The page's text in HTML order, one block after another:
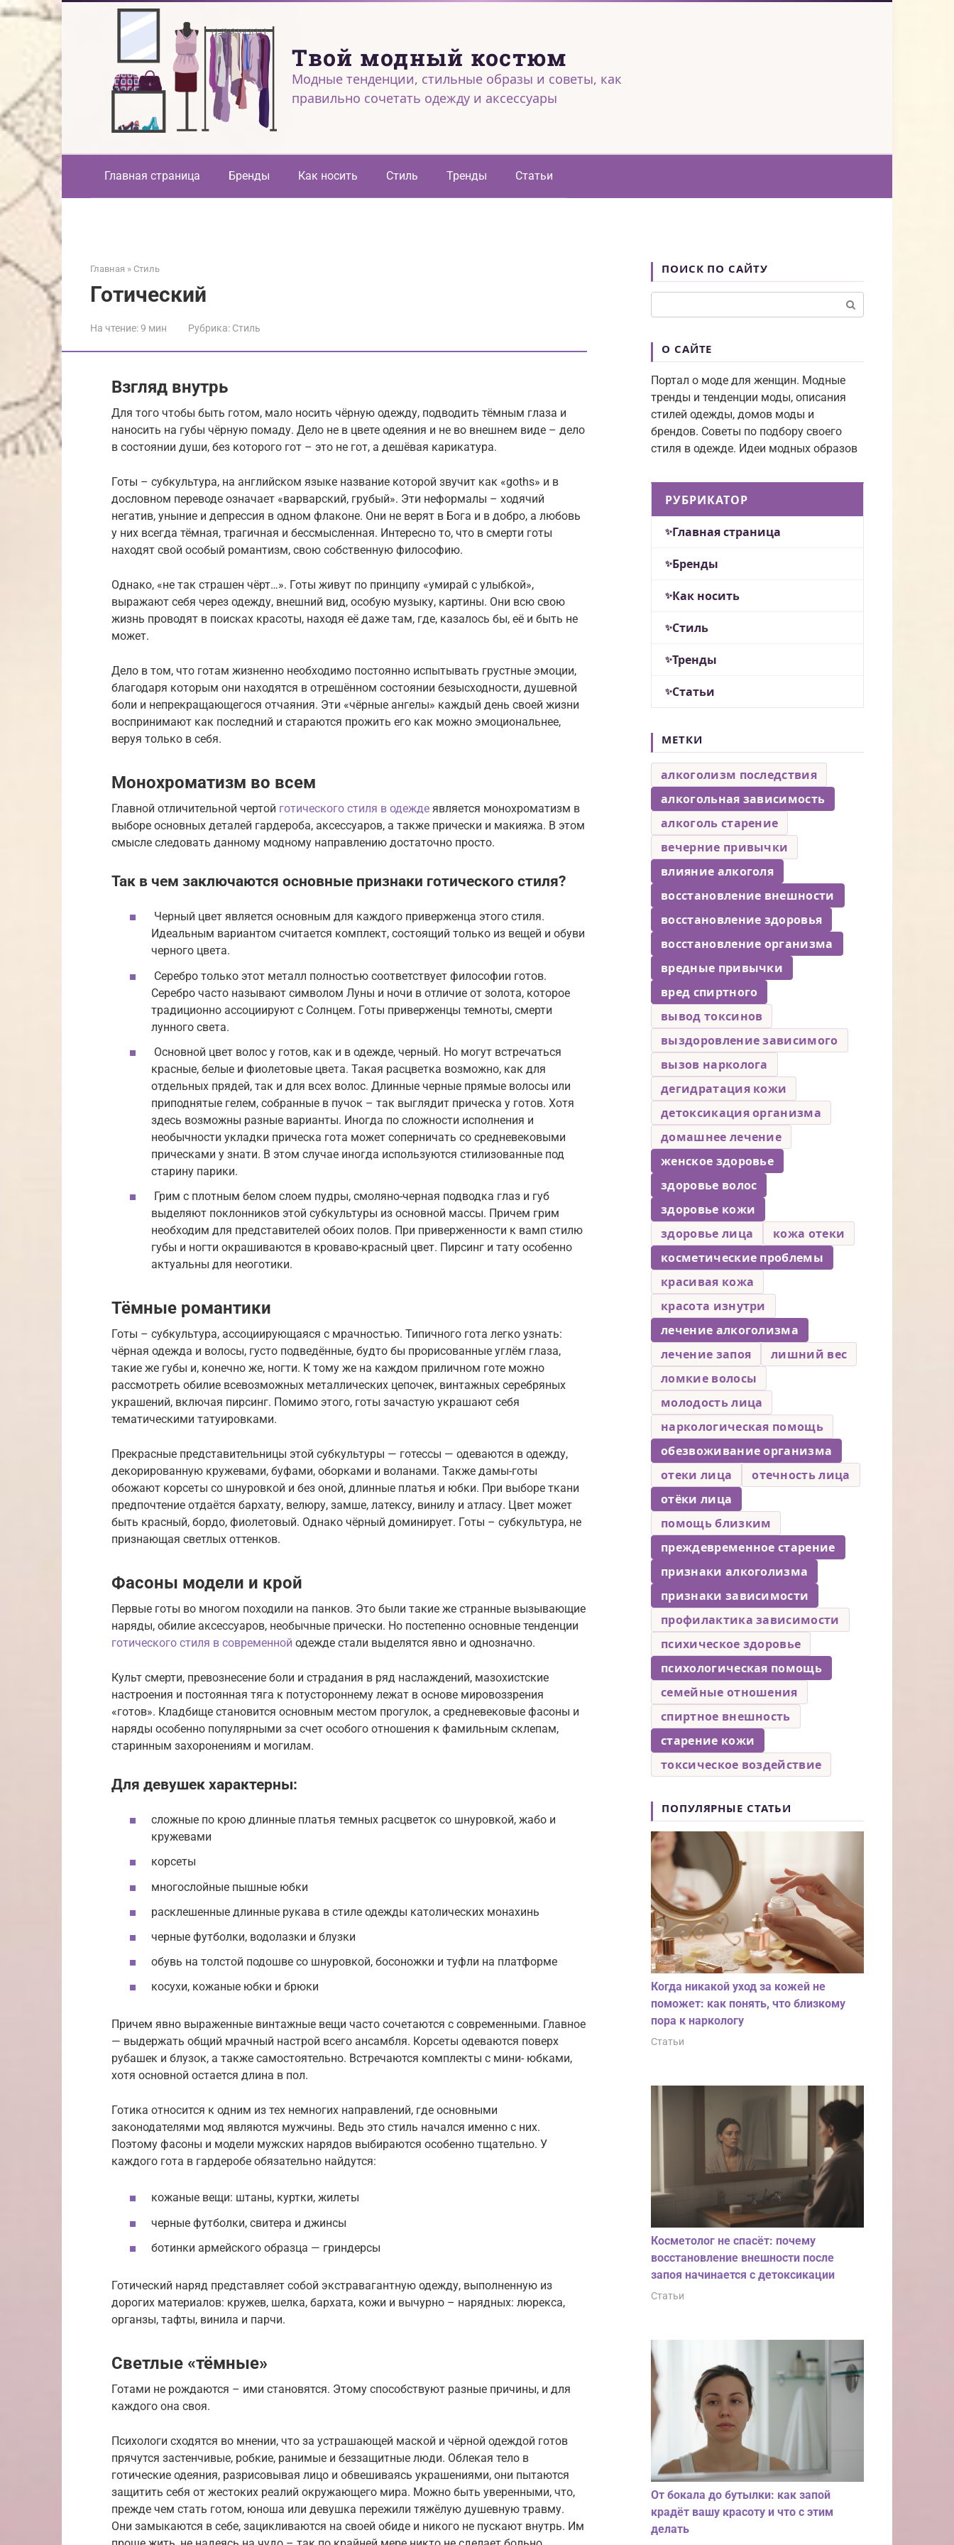
Перейти
Твой модный костюм
Модные тенденции, стильные образы и советы, как
правильно сочетать одежду и аксессуары
Главная страница Бренды Как носить Стиль Тренды Статьи
Главная » Стиль
Готический
На чтение:9 мин Рубрика: Стиль
Взгляд внутрь
Для того чтобы быть готом, мало носить чёрную одежду, подводить тёмным глаза и
наносить на губы чёрную помаду. Дело не в цвете одеяния и не во внешнем виде – дело
в состоянии души, без которого гот – это не гот, а дешёвая карикатура.
Готы – субкультура, на английском языке название которой звучит как «goths» и в
дословном переводе означает «варварский, грубый». Эти неформалы – ходячий
негатив, уныние и депрессия в одном флаконе. Они не верят в Бога и в добро, а любовь
у них всегда тёмная, трагичная и бессмысленная. Интересно то, что в смерти готы
находят свой особый романтизм, свою собственную философию.
Однако, «не так страшен чёрт…». Готы живут по принципу «умирай с улыбкой»,
выражают себя через одежду, внешний вид, особую музыку, картины. Они всю свою
жизнь проводят в поисках красоты, находя её даже там, где, казалось бы, её и быть не
может.
Дело в том, что готам жизненно необходимо постоянно испытывать грустные эмоции,
благодаря которым они находятся в отрешённом состоянии безысходности, душевной
боли и непрекращающегося отчаяния. Эти «чёрные ангелы» каждый день своей жизни
воспринимают как последний и стараются прожить его как можно эмоциональнее,
веруя только в себя.
Монохроматизм во всем
Главной отличительной чертой готического стиля в одежде является монохроматизм в
выборе основных деталей гардероба, аксессуаров, а также прически и макияжа. В этом
смысле следовать данному модному направлению достаточно просто.
Так в чем заключаются основные признаки готического стиля?
Черный цвет является основным для каждого приверженца этого стиля.
Идеальным вариантом считается комплект, состоящий только из вещей и обуви
черного цвета.
Серебро только этот металл полностью соответствует философии готов.
Серебро часто называют символом Луны и ночи в отличие от золота, которое
традиционно ассоциируют с Солнцем. Готы приверженцы темноты, смерти
лунного света.
Основной цвет волос у готов, как и в одежде, черный. Но могут встречаться
красные, белые и фиолетовые цвета. Такая расцветка возможно, как для
отдельных прядей, так и для всех волос. Длинные черные прямые волосы или
приподнятые гелем, собранные в пучок – так выглядит прическа у готов. Хотя
здесь возможны разные варианты. Иногда по сложности исполнения и
необычности укладки прическа гота может соперничать со средневековыми
прическами у знати. В этом случае иногда используются стилизованные под
старину парики.
Грим с плотным белом слоем пудры, смоляно-черная подводка глаз и губ
выделяют поклонников этой субкультуры из основной массы. Причем грим
необходим для представителей обоих полов. При приверженности к вамп стилю
губы и ногти окрашиваются в кроваво-красный цвет. Пирсинг и тату особенно
актуальны для неоготики.
Тёмные романтики
Готы – субкультура, ассоциирующаяся с мрачностью. Типичного гота легко узнать:
чёрная одежда и волосы, густо подведённые, будто бы прорисованные углём глаза,
такие же губы и, конечно же, ногти. К тому же на каждом приличном готе можно
рассмотреть обилие всевозможных металлических цепочек, винтажных серебряных
украшений, включая пирсинг. Помимо этого, готы зачастую украшают себя
тематическими татуировками.
Прекрасные представительницы этой субкультуры — готессы — одеваются в одежду,
декорированную кружевами, буфами, оборками и воланами. Также дамы-готы
обожают корсеты со шнуровкой и без оной, длинные платья и юбки. При выборе ткани
предпочтение отдаётся бархату, велюру, замше, латексу, винилу и атласу. Цвет может
быть красный, бордо, фиолетовый. Однако чёрный доминирует. Готы – субкультура, не
признающая светлых оттенков.
Фасоны модели и крой
Первые готы во многом походили на панков. Это были такие же странные вызывающие
наряды, обилие аксессуаров, необычные прически. Но постепенно основные тенденции
готического стиля в современной одежде стали выделятся явно и однозначно.
Культ смерти, превознесение боли и страдания в ряд наслаждений, мазохистские
настроения и постоянная тяга к потустороннему лежат в основе мировоззрения
«готов». Кладбище становится основным местом прогулок, а средневековые фасоны и
наряды особенно популярными за счет особого отношения к фамильным склепам,
старинным захоронениям и могилам.
Для девушек характерны:
сложные по крою длинные платья темных расцветок со шнуровкой, жабо и
кружевами
корсеты
многослойные пышные юбки
расклешенные длинные рукава в стиле одежды католических монахинь
черные футболки, водолазки и блузки
обувь на толстой подошве со шнуровкой, босоножки и туфли на платформе
косухи, кожаные юбки и брюки
Причем явно выраженные винтажные вещи часто сочетаются с современными. Главное
— выдержать общий мрачный настрой всего ансамбля. Корсеты одеваются поверх
рубашек и блузок, а также самостоятельно. Встречаются комплекты с мини- юбками,
хотя основной остается длина в пол.
Готика относится к одним из тех немногих направлений, где основными
законодателями мод являются мужчины. Ведь это стиль начался именно с них.
Поэтому фасоны и модели мужских нарядов выбираются особенно тщательно. У
каждого гота в гардеробе обязательно найдутся:
кожаные вещи: штаны, куртки, жилеты
черные футболки, свитера и джинсы
ботинки армейского образца — гриндерсы
Готический наряд представляет собой экстравагантную одежду, выполненную из
дорогих материалов: кружев, шелка, бархата, кожи и вычурно – нарядных: люрекса,
органзы, тафты, винила и парчи.
Светлые «тёмные»
Готами не рождаются – ими становятся. Этому способствуют разные причины, и для
каждого она своя.
Психологи сходятся во мнении, что за устрашающей маской и чёрной одеждой готов
прячутся застенчивые, робкие, ранимые и беззащитные люди. Облекая тело в
готические одеяния, разрисовывая лицо и обвешиваясь украшениями, они пытаются
защитить себя от жестоких реалий окружающего мира. Можно быть уверенными, что,
прежде чем стать готом, юноша или девушка пережили тяжёлую душевную травму.
Они замыкаются в себе, зацикливаются на своей обиде и никого не пускают внутрь. Им
ПОИСК ПО САЙТУ
О САЙТЕ
Портал о моде для женщин. Модные
тренды и тенденции моды, описания
стилей одежды, домов моды и
брендов. Советы по подбору своего
стиля в одежде. Идеи модных образов
РУБРИКАТОР
Главная страница
Бренды
Как носить
Стиль
Тренды
Статьи
МЕТКИ
алкоголизм последствия
алкогольная зависимость
алкоголь старение
вечерние привычки
влияние алкоголя
восстановление внешности
восстановление здоровья
восстановление организма
вредные привычки
вред спиртного
вывод токсинов
выздоровление зависимого
вызов нарколога
дегидратация кожи
детоксикация организма
домашнее лечение
женское здоровье
здоровье волос
здоровье кожи
здоровье лица
кожа отеки
косметические проблемы
красивая кожа
красота изнутри
лечение алкоголизма
лечение запоя
лишний вес
ломкие волосы
молодость лица
наркологическая помощь
обезвоживание организма
отеки лица
отечность лица
отёки лица
помощь близким
преждевременное старение
признаки алкоголизма
признаки зависимости
профилактика зависимости
психическое здоровье
психологическая помощь
семейные отношения
спиртное внешность
старение кожи
токсическое воздействие
ПОПУЛЯРНЫЕ СТАТЬИ
Когда никакой уход за кожей не
поможет: как понять, что близкому
пора к наркологу
Статьи
Косметолог не спасёт: почему
восстановление внешности после
запоя начинается с детоксикации
Статьи
От бокала до бутылки: как запой
крадёт вашу красоту и что с этим
делать